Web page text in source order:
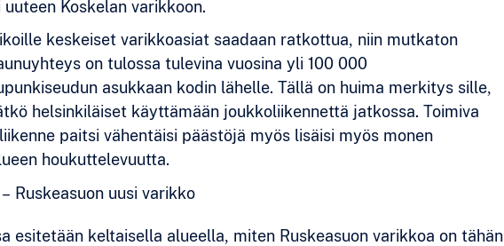
Koskelan varikkoon.
keskeiset varikkoasiat saadaan ratkottua, niin mutkaton
on tulossa tulevina vuosina yli 100 000
asukkaan kodin lähelle. Tällä on huima merkitys sille,
helsinkiläiset käyttämään joukkoliikennettä jatkossa. Toimiva
paitsi vähentäisi päästöjä myös lisäisi myös monen
houkuttelevuutta.
– Ruskeasuon uusi varikko
esitetään keltaisella alueella, miten Ruskeasuon varikkoa on tähän